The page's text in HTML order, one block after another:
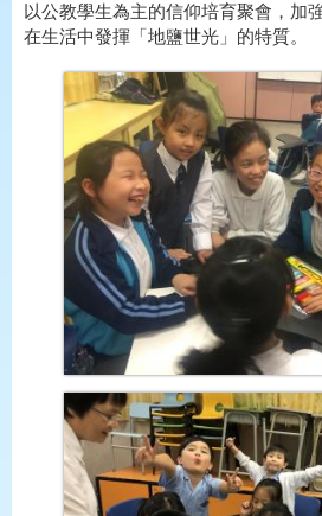
以公教學生為主的信仰培育聚會，加
在生活中發揮「地鹽世光」的特質。